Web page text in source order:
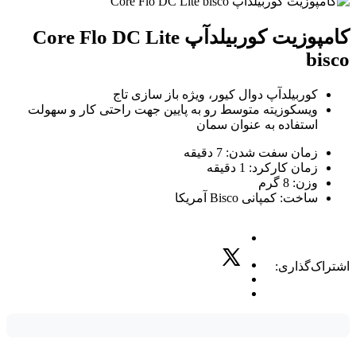
کامپوزیت کوربیلدآپ Core Flo DC Lite
bisco
کوربیلدآپ دوال کیور، ویژه باز سازی تاج
ویسکوزیته متوسط رو به پایین جهت راحتی کار و سهولت
استفاده به عنوان سمان
زمان سفت شدن: 7 دقیقه
زمان کارکرد: 1 دقیقه
وزن: 8 گرم
ساخت: کمپانی Bisco آمریکا
اشتراک‌گذاری: